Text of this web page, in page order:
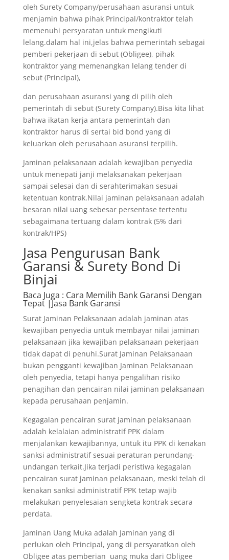
oleh Surety Company/perusahaan asuransi untuk
menjamin bahwa pihak Principal/kontraktor telah
memenuhi persyaratan untuk mengikuti
lelang.dalam hal ini,jelas bahwa pemerintah sebagai
pemberi pekerjaan di sebut (Obligee), pihak
kontraktor yang memenangkan lelang tender di
sebut (Principal),
dan perusahaan asuransi yang di pilih oleh
pemerintah di sebut (Surety Company).Bisa kita lihat
bahwa ikatan kerja antara pemerintah dan
kontraktor harus di sertai bid bond yang di
keluarkan oleh perusahaan asuransi terpilih.
Jaminan pelaksanaan adalah kewajiban penyedia
untuk menepati janji melaksanakan pekerjaan
sampai selesai dan di serahterimakan sesuai
ketentuan kontrak.Nilai jaminan pelaksanaan adalah
besaran nilai uang sebesar persentase tertentu
sebagaimana tertuang dalam kontrak (5% dari
kontrak/HPS)
Jasa Pengurusan Bank
Garansi & Surety Bond Di
Binjai
Baca Juga : Cara Memilih Bank Garansi Dengan
Tepat |Jasa Bank Garansi
Surat Jaminan Pelaksanaan adalah jaminan atas
kewajiban penyedia untuk membayar nilai jaminan
pelaksanaan jika kewajiban pelaksanaan pekerjaan
tidak dapat di penuhi.Surat Jaminan Pelaksanaan
bukan pengganti kewajiban Jaminan Pelaksanaan
oleh penyedia, tetapi hanya pengalihan risiko
penagihan dan pencairan nilai jaminan pelaksanaan
kepada perusahaan penjamin.
Kegagalan pencairan surat jaminan pelaksanaan
adalah kelalaian administratif PPK dalam
menjalankan kewajibannya, untuk itu PPK di kenakan
sanksi administratif sesuai peraturan perundang-
undangan terkait.Jika terjadi peristiwa kegagalan
pencairan surat jaminan pelaksanaan, meski telah di
kenakan sanksi administratif PPK tetap wajib
melakukan penyelesaian sengketa kontrak secara
perdata.
Jaminan Uang Muka adalah Jaminan yang di
perlukan oleh Principal, yang di persyaratkan oleh
Obligee atas pemberian uang muka dari Obligee